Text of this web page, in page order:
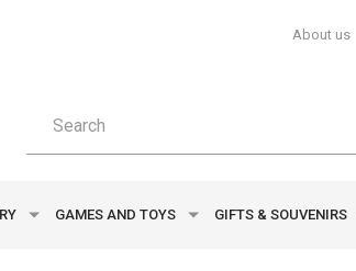
About us
GAMES AND TOYS GIFTS & SOUVENIRS